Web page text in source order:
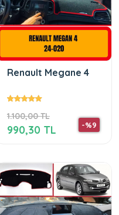
Renault Megane 4
1.100,00 TL
-%9
990,30 TL